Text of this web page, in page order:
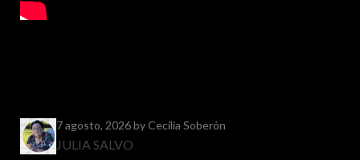
7 agosto, 2026by Cecilia Soberón
JULIA SALVO